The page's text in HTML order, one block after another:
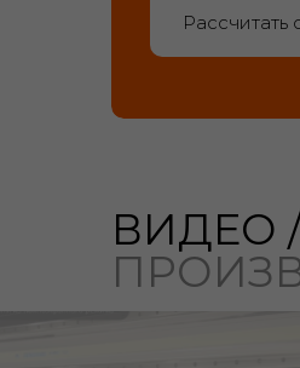
Рассчитать
ВИДЕО